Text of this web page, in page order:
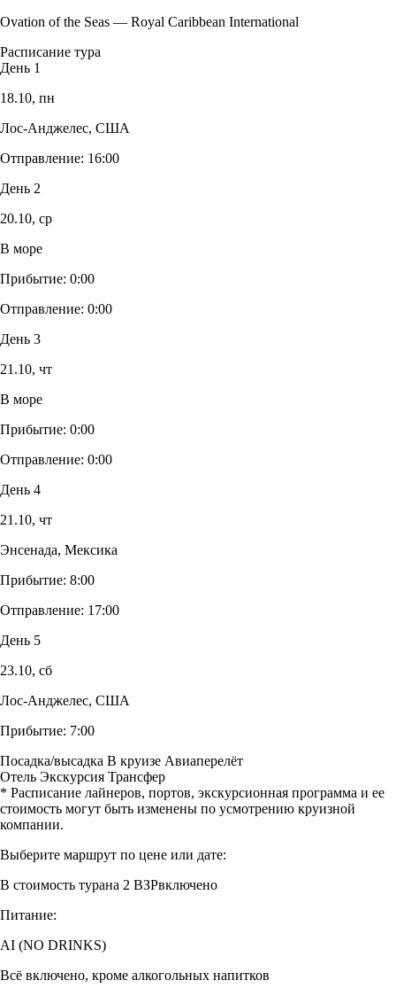
Ovation of the Seas — Royal Caribbean International
Расписание тура
День 1
18.10, пн
Лос-Анджелес, США
Отправление: 16:00
День 2
20.10, ср
В море
Прибытие: 0:00
Отправление: 0:00
День 3
21.10, чт
В море
Прибытие: 0:00
Отправление: 0:00
День 4
21.10, чт
Энсенада, Мексика
Прибытие: 8:00
Отправление: 17:00
День 5
23.10, сб
Лос-Анджелес, США
Прибытие: 7:00
Посадка/высадка В круизе Авиаперелёт
Отель Экскурсия Трансфер
* Расписание лайнеров, портов, экскурсионная программа и ее
стоимость могут быть изменены по усмотрению круизной
компании.
Выберите маршрут по цене или дате:
В стоимость турана 2 ВЗРвключено
Питание:
AI (NO DRINKS)
Всё включено, кроме алкогольных напитков